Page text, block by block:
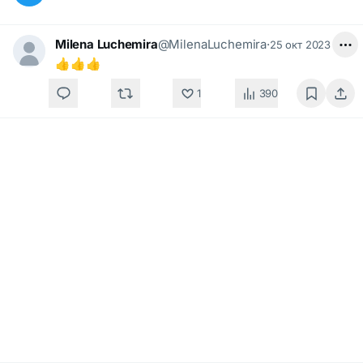
Milena Luchemira@MilenaLuchemira·25 окт 2023
👍👍👍
1 390